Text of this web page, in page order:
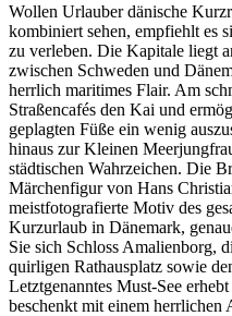
Wollen Urlauber dänische
kombiniert sehen, empfiehlt es
zu verleben. Die Kapitale liegt
zwischen Schweden und
herrlich maritimes Flair. Am
Straßencafés den Kai und
geplagten Füße ein wenig
hinaus zur Kleinen
städtischen Wahrzeichen. Die
Märchenfigur von Hans
meistfotografierte Motiv des
Kurzurlaub in Dänemark,
Sie sich Schloss Amalienborg,
quirligen Rathausplatz sowie
Letztgenanntes Must-See
beschenkt mit einem herrlichen